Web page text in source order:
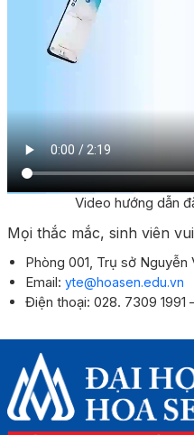
Video hướng dẫn
Mọi thắc mắc, sinh viên
Phòng 001, Trụ sở Nguyễn
Email: yte@hoasen.edu.vn
Điện thoại: 028. 7309 1991